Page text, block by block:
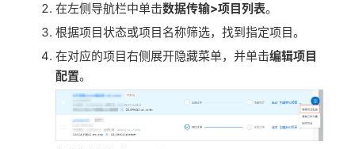
在左侧导航栏中单击数据传输>项目列表。
根据项目状态或项目名称筛选，找到指定项目。
在对应的项目右侧展开隐藏菜单，并单击编辑项目
配置。